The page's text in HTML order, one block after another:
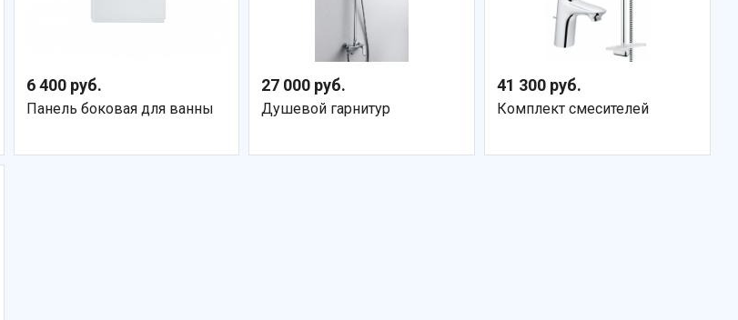
6 400 руб.
Панель боковая для ванны
27 000 руб.
Душевой гарнитур
41 300 руб.
Комплект смесителей